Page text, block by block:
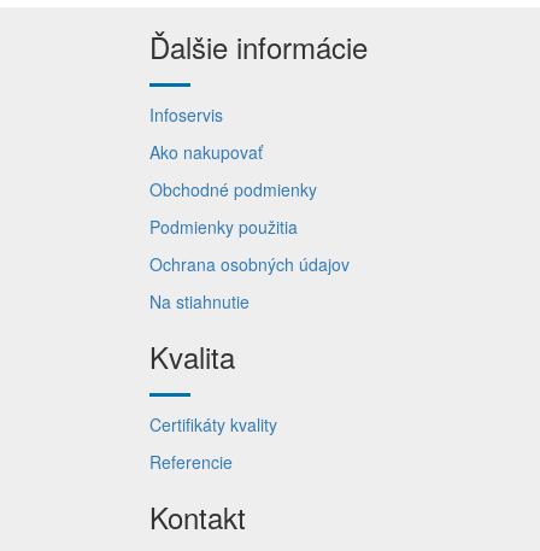
Ďalšie informácie
Infoservis
Ako nakupovať
Obchodné podmienky
Podmienky použitia
Ochrana osobných údajov
Na stiahnutie
Kvalita
Certifikáty kvality
Referencie
Kontakt